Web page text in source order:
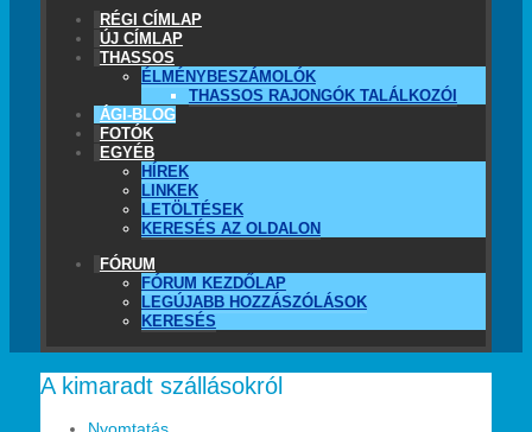
RÉGI CÍMLAP
ÚJ CÍMLAP
THASSOS
ÉLMÉNYBESZÁMOLÓK
THASSOS RAJONGÓK TALÁLKOZÓI
ÁGI-BLOG
FOTÓK
EGYÉB
HÍREK
LINKEK
LETÖLTÉSEK
KERESÉS AZ OLDALON
FÓRUM
FÓRUM KEZDŐLAP
LEGÚJABB HOZZÁSZÓLÁSOK
KERESÉS
A kimaradt szállásokról